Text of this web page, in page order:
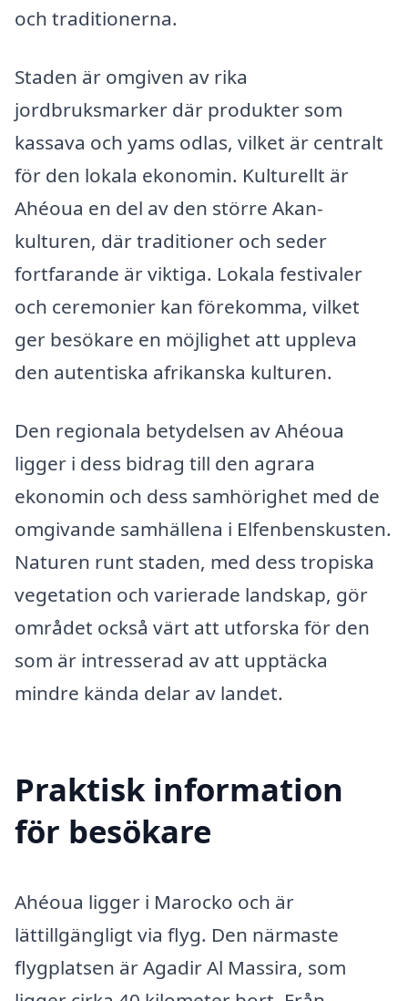
och traditionerna.
Staden är omgiven av rika
jordbruksmarker där produkter som
kassava och yams odlas, vilket är centralt
för den lokala ekonomin. Kulturellt är
Ahéoua en del av den större Akan-
kulturen, där traditioner och seder
fortfarande är viktiga. Lokala festivaler
och ceremonier kan förekomma, vilket
ger besökare en möjlighet att uppleva
den autentiska afrikanska kulturen.
Den regionala betydelsen av Ahéoua
ligger i dess bidrag till den agrara
ekonomin och dess samhörighet med de
omgivande samhällena i Elfenbenskusten.
Naturen runt staden, med dess tropiska
vegetation och varierade landskap, gör
området också värt att utforska för den
som är intresserad av att upptäcka
mindre kända delar av landet.
Praktisk information
för besökare
Ahéoua ligger i Marocko och är
lättillgängligt via flyg. Den närmaste
flygplatsen är Agadir Al Massira, som